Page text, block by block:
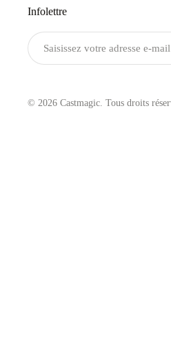
Infolettre
© 2026 Castmagic. Tous droits